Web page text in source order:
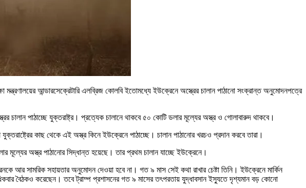
আন্ডারসেক্রেটারি এলব্রিজ কোলবি ইতোমধ্যে ইউক্রেনে অস্ত্রের চালান পাঠানো সংক্রান্ত অনুমোদনপত্রে
চালান পাঠাচ্ছে যুক্তরাষ্ট্র। প্রত্যেক চালানে থাকবে ৫০ কোটি ডলার মূল্যের অস্ত্র ও গোলাবারুদ থাকবে।
কাছ থেকে এই অস্ত্র কিনে ইউক্রেনে পাঠাচ্ছে। চালান পাঠানোর খরচও প্রদান করবে তারা।
মূল্যের অস্ত্র পাঠানোর সিদ্ধান্ত হয়েছে। তার প্রথম চালান যাচ্ছে ইউক্রেনে।
আর সামরিক সহায়তার অনুমোদন দেওয়া হবে না। গত ৯ মাস সেই কথা রাখার চেষ্টা তিনি। ইউক্রেনে মার্কিন
বৈঠকও করেছেন। তবে ট্রাম্প প্রশাসনের গত ৯ মাসের তৎপরতায় যুদ্ধাবসান ইস্যুতে দৃশ্যমান বড় কোনো